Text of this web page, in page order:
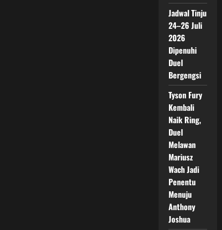
Jadwal Tinju
24–26 Juli
2026
Dipenuhi
Duel
Bergengsi
Tyson Fury
Kembali
Naik Ring,
Duel
Melawan
Mariusz
Wach Jadi
Penentu
Menuju
Anthony
Joshua